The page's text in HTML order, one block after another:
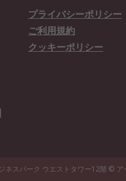
プライバシーポリシー
ご利用規約
クッキーポリシー
ネスパーク ウエストタワー12階 © ア